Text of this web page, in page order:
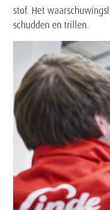
stof. Het
schudden en trillen.